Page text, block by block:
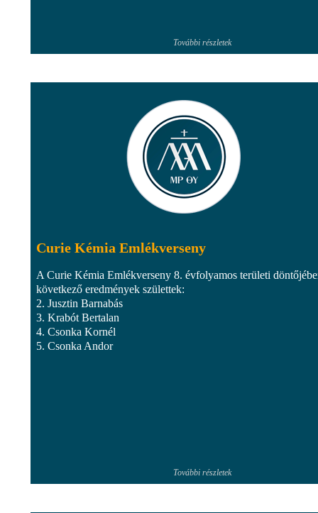
További részletek
Curie Kémia Emlékverseny
A Curie Kémia Emlékverseny 8. évfolyamos területi
következő eredmények születtek:
2. Jusztin Barnabás
3. Krabót Bertalan
4. Csonka Kornél
5. Csonka Andor
További részletek